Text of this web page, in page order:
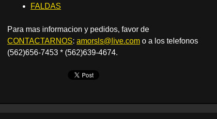
FALDAS
Para mas informacion y pedidos, favor de
CONTACTARNOS: amorsls@live.com o a los telefonos
(562)656-7453 * (562)639-4674.